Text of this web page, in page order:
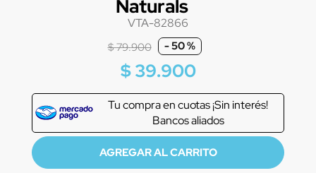
Naturals
VTA-82866
$79.900 -50 %
$39.900
Tu compra encuotas ¡Sin interés!
Bancos aliados